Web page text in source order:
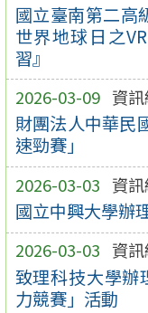
國立臺南第二高
世界地球日之
習』
2026-03-09 資訊
財團法人中華民
速勁賽」
2026-03-03 資訊
國立中興大學辦
2026-03-03 資訊
致理科技大學辦
力競賽」活動